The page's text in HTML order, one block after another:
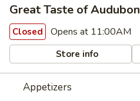
Great Taste of Audubon
Closed Opens at 11:00AM
Store info
Appetizers